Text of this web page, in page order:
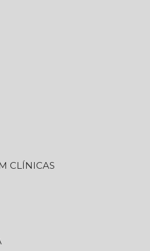
CLÍNICAS